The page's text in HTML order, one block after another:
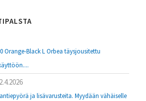
Orange-Black L Orbea täysjousitettu
2.4.2026
ja lisävarusteita. Myydään vähäiselle